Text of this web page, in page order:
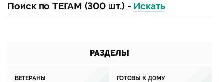
Поиск по ТЕГАМ (300 шт.) - Искать
РАЗДЕЛЫ
ВЕТЕРАНЫ ГОТОВЫ К ДОМУ